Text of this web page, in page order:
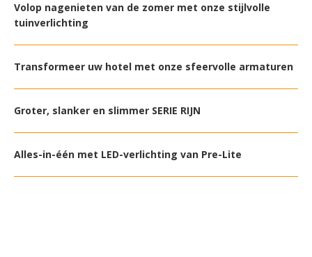
Volop nagenieten van de zomer met onze stijlvolle
tuinverlichting
Transformeer uw hotel met onze sfeervolle armaturen
Groter, slanker en slimmer SERIE RIJN
Alles-in-één met LED-verlichting van Pre-Lite